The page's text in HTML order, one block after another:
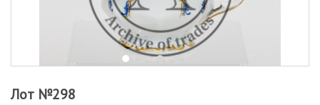
Лот №298